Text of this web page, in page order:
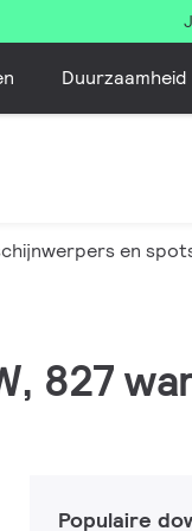
Duurzaamheid
en
827
Populaire